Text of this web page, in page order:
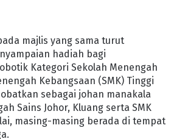
majlis yang sama turut
hadiah bagi
Kategori Sekolah Menengah
Kebangsaan (SMK) Tinggi
sebagai johan manakala
Sains Johor, Kluang serta SMK
masing-masing berada di tempat